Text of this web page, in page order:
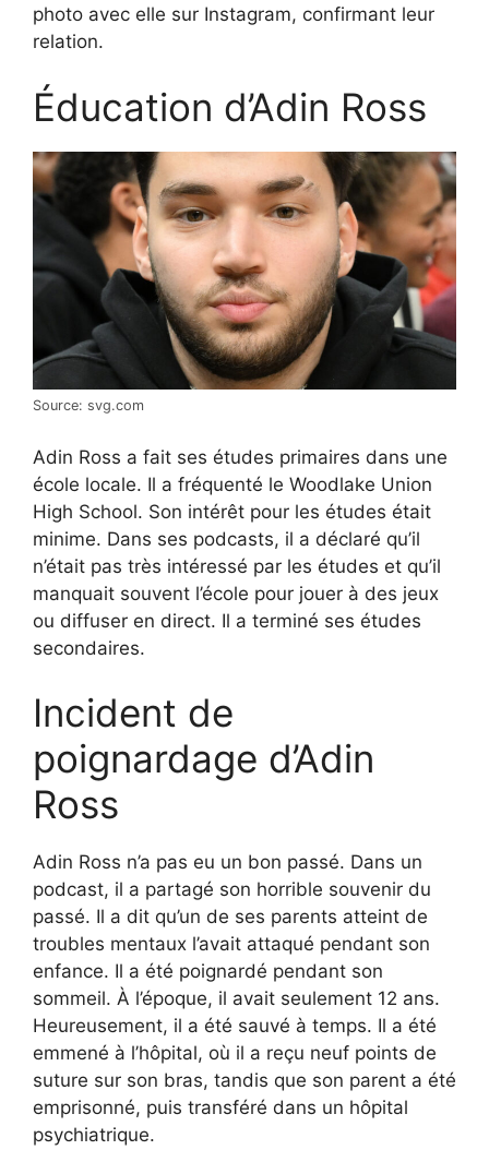
photo avec elle sur Instagram, confirmant leur
relation.
Éducation d’Adin Ross
Source: svg.com
Adin Ross a fait ses études primaires dans une
école locale. Il a fréquenté le Woodlake Union
High School. Son intérêt pour les études était
minime. Dans ses podcasts, il a déclaré qu’il
n’était pas très intéressé par les études et qu’il
manquait souvent l’école pour jouer à des jeux
ou diffuser en direct. Il a terminé ses études
secondaires.
Incident de
poignardage d’Adin
Ross
Adin Ross n’a pas eu un bon passé. Dans un
podcast, il a partagé son horrible souvenir du
passé. Il a dit qu’un de ses parents atteint de
troubles mentaux l’avait attaqué pendant son
enfance. Il a été poignardé pendant son
sommeil. À l’époque, il avait seulement 12 ans.
Heureusement, il a été sauvé à temps. Il a été
emmené à l’hôpital, où il a reçu neuf points de
suture sur son bras, tandis que son parent a été
emprisonné, puis transféré dans un hôpital
psychiatrique.